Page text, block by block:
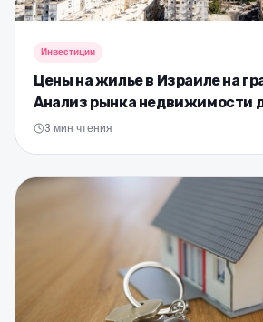
Инвестиции
Цены на жилье в Израиле на
Анализ рынка недвижимости
3 мин чтения